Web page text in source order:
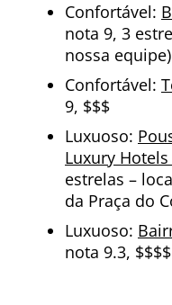
Confortável:
nota 9, 3
nossa equipe)
Confortável:
9, $$$
Luxuoso:
Luxury
estrelas –
da Praça do
Luxuoso:
nota 9.3, $$$$